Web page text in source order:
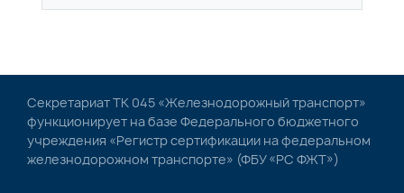
Секретариат ТК 045 «Железнодорожный транспорт»
функционирует на базе Федерального бюджетного
учреждения «Регистр сертификации на федеральном
железнодорожном транспорте» (ФБУ «РС ФЖТ»)